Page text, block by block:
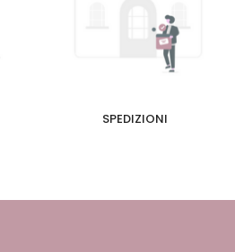
SPEDIZIONI